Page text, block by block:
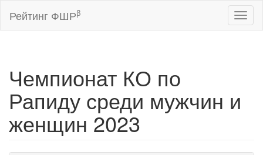
Рейтинг ФШРβ
Чемпионат КО по
Рапиду среди мужчин и
женщин 2023